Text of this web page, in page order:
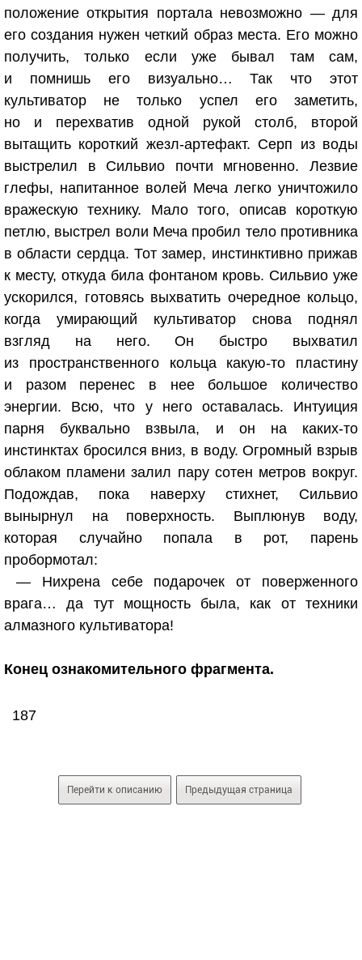
положение открытия портала невозможно — для
его создания нужен четкий образ места. Его можно
получить, только если уже бывал там сам,
и помнишь его визуально… Так что этот
культиватор не только успел его заметить,
но и перехватив одной рукой столб, второй
вытащить короткий жезл-артефакт. Серп из воды
выстрелил в Сильвио почти мгновенно. Лезвие
глефы, напитанное волей Меча легко уничтожило
вражескую технику. Мало того, описав короткую
петлю, выстрел воли Меча пробил тело противника
в области сердца. Тот замер, инстинктивно прижав
к месту, откуда била фонтаном кровь. Сильвио уже
ускорился, готовясь выхватить очередное кольцо,
когда умирающий культиватор снова поднял
взгляд на него. Он быстро выхватил
из пространственного кольца какую-то пластину
и разом перенес в нее большое количество
энергии. Всю, что у него оставалась. Интуиция
парня буквально взвыла, и он на каких-то
инстинктах бросился вниз, в воду. Огромный взрыв
облаком пламени залил пару сотен метров вокруг.
Подождав, пока наверху стихнет, Сильвио
вынырнул на поверхность. Выплюнув воду,
которая случайно попала в рот, парень
пробормотал:
— Нихрена себе подарочек от поверженного
врага… да тут мощность была, как от техники
алмазного культиватора!
Конец ознакомительного фрагмента.
187
Перейти к описанию Предыдущая страница